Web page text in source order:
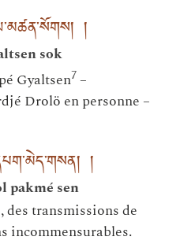
།
sok
Gyaltsen7 –
Drolö en personne –
།
pakmé sen
transmissions de
incommensurables.